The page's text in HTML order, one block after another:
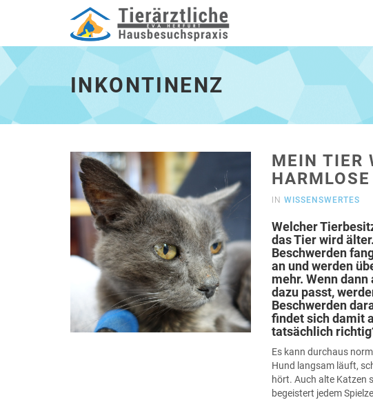
Inkontinenz
zur
Hautpseite
INKONTINENZ
MEIN TIER
INWISSENSWERTES
Welcher
das Tier wird
Beschwerden
an und werden
mehr. Wenn
dazu passt,
Beschwerden
findet sich damit
tatsächlich
Es kann durchaus
Hund langsam läuft,
hört. Auch alte Katzen
begeistert jedem